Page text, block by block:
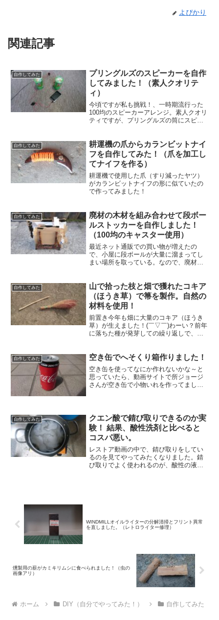
よぴかり
関連記事
自作してみた
プリングルズのスピーカーを自作
してみました！（素人クオリテ
ィ）
今頃ですが私も挑戦！、一時期流行った
100均のスピーカーアレンジ。素人クオリ
ティですが、プリングルズの筒にスピー
自作してみた
耕運機の爪からカランビットナイ
フを自作してみた！（爪を加工し
てナイフを作る）
耕運機で使用した爪（すり減ったヤツ）
がカランビットナイフの形に似ていたの
で作ってみました！
自作してみた
廃材の木材を組み合わせて段ボー
ルストッカーを自作しました！
（100均のキャスター使用）
最近ネット通販での買い物が増えたの
で、小屋に段ボールが大量に溜まってし
まい場所を取っている。なので、廃材を
自作してみた
山で拾った枝と畑で獲れたコキア
（ほうき草）で箒を製作。自然の
材料を使用！
前置き今年も畑に大量のコキア（ほうき
草）が生えました！(￣▽￣)わーい？前年
に落ちた種が発芽しての繰り返しで、毎
が、面倒で放置しているといつの間にか
巨大化。まぁ、畑は祖母...
自作してみた 空き缶でへそくり箱作りました！
空き缶を使ってなにか作れないかな～と
思っていたら、動画サイトで所ジョージ
さんが空き缶で小物いれを作ってまし
自作してみた
クエン酸で錆び取りできるのか実
験！ 結果、酸性洗剤と比べると
コスパ悪い。
レストア動画の中で、錆び取りをしてい
るのを見てやってみたくなりました。錆
び取りでよく使われるのが、酸性の液体
WINDMILLオイルライターの分解清掃とフリント異常
を直しました。（レトロライター修理）
燻製用の薪がカミキリムシに食べられました！（虫の
画像アリ）
ホーム DIY（自分でやってみた！） 自作してみた